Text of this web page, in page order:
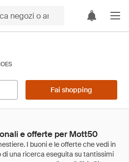
Fai shopping
e offerte per Mott50